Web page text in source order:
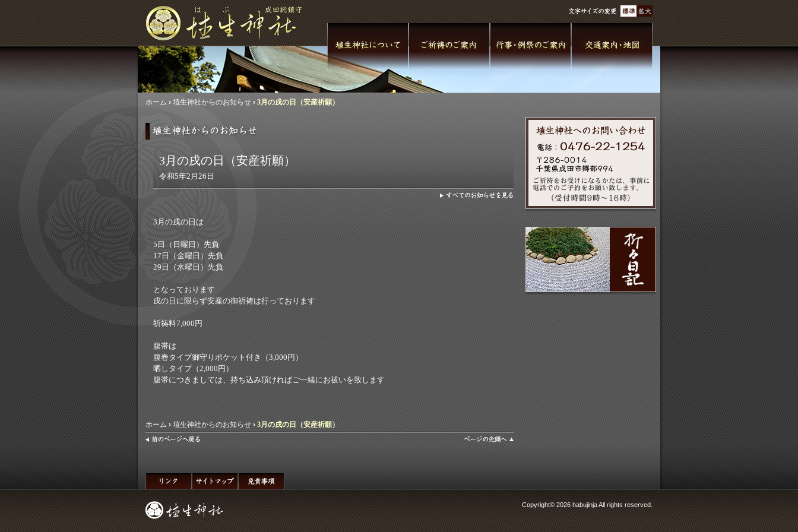
ホーム › 埴生神社からのお知らせ › 3月の戌の日（安産祈願）
3月の戌の日（安産祈願）
令和5年2月26日
3月の戌の日は
5日（日曜日）先負
17日（金曜日）先負
29日（水曜日）先負
となっております
戌の日に限らず安産の御祈祷は行っております
祈祷料7,000円
腹帯は
腹巻タイプ御守りポケット付き（3,000円）
晒しタイプ（2,000円）
腹帯につきましては、持ち込み頂ければご一緒にお祓いを致します
ホーム › 埴生神社からのお知らせ › 3月の戌の日（安産祈願）
Copyright© 2026 habujinja All rights reserved.